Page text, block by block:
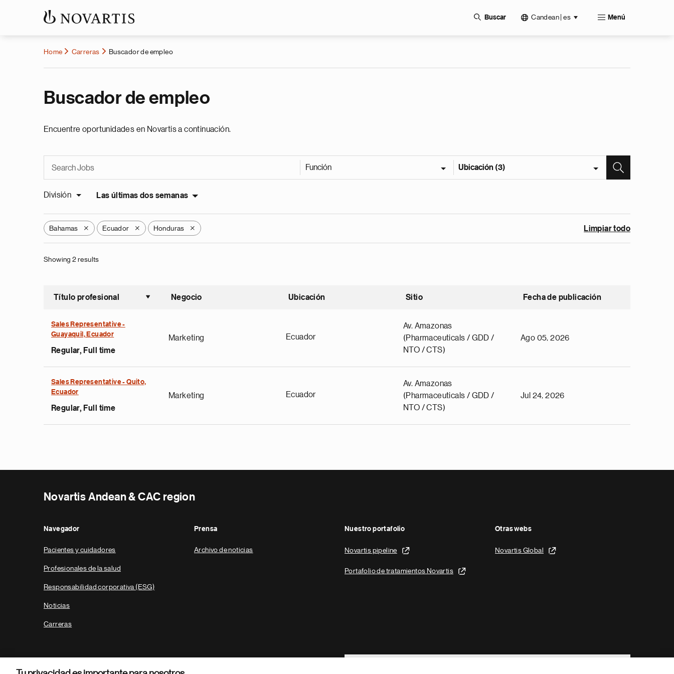
Buscar Candean | es Menú
Home Carreras Buscador de empleo
Buscador de empleo
Encuentre oportunidades en Novartis a continuación.
Función Ubicación (3)
División Las últimas dos semanas
Bahamas X Ecuador X Honduras X Limpiar todo
Showing 2 results
Título profesional
Ordenar ascendente
Negocio Ubicación Sitio Fecha de publicación
Sales Representative -
Guayaquil, Ecuador
Regular, Full time
Marketing Ecuador
Av. Amazonas
(Pharmaceuticals / GDD /
NTO / CTS)
Ago 05, 2026
Sales Representative - Quito,
Ecuador
Regular, Full time
Marketing Ecuador
Av. Amazonas
(Pharmaceuticals / GDD /
NTO / CTS)
Jul 24, 2026
Novartis Andean & CAC region
Navegador
Pacientes y cuidadores
Profesionales de la salud
Responsabilidad corporativa (ESG)
Noticias
Carreras
Prensa
Archivo de noticias
Nuestro portafolio
Novartis pipeline
Portafolio de tratamientos Novartis
Otras webs
Novartis Global
Footer Site Search